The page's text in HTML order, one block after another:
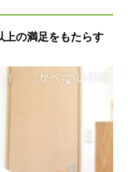
上の満足をもたらす